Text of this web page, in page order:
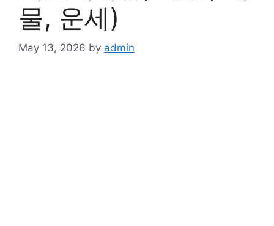
물, 운세)
May 13, 2026 by admin